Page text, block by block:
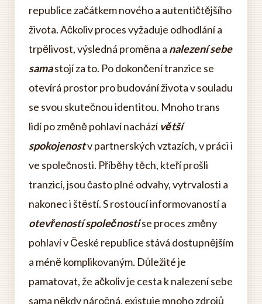
republice začátkem nového a autentičtějšího
života. Ačkoliv proces vyžaduje odhodlání a
trpělivost, výsledná proměna a nalezení sebe
samastojí za to. Po dokončení tranzice se
otevírá prostor pro budování života v souladu
se svou skutečnou identitou. Mnoho trans
lidí po změně pohlaví nacházívětší
spokojenostv partnerských vztazích, v práci i
ve společnosti. Příběhy těch, kteří prošli
tranzicí, jsou často plné odvahy, vytrvalosti a
nakonec i štěstí. S rostoucí informovaností a
otevřeností společnostise proces změny
pohlaví v České republice stává dostupnějším
a méně komplikovaným. Důležité je
pamatovat, že ačkoliv je cesta k nalezení sebe
sama někdy náročná, existuje mnoho zdrojů